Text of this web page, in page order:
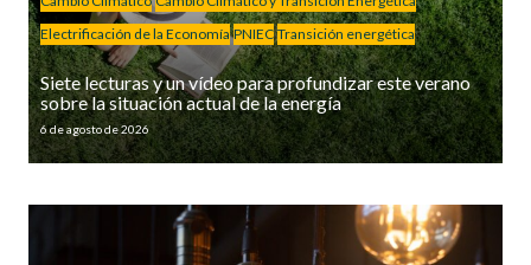
Electrificación de la Economía PNIEC Transición energética
Siete lecturas y un vídeo para profundizar este verano
sobre la situación actual de la energía
6 de agosto de 2026